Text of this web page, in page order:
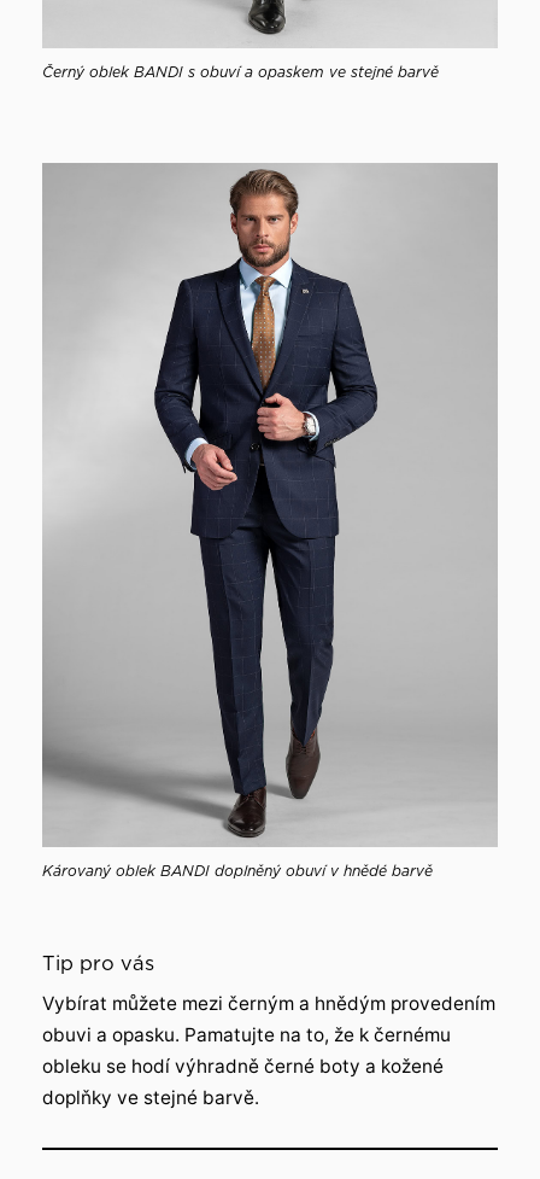
Černý oblek BANDI s obuví a opaskem ve stejné barvě
Károvaný oblek BANDI doplněný obuví v hnědé barvě
Tip pro vás
Vybírat můžete mezi černým a hnědým provedením
obuvi a opasku. Pamatujte na to, že k černému
obleku se hodí výhradně černé boty a kožené
doplňky ve stejné barvě.